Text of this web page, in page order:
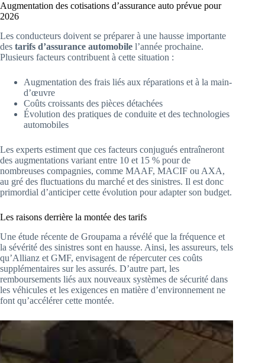
Augmentation des cotisations d’assurance auto prévue pour
2026
Les conducteurs doivent se préparer à une hausse importante
des tarifs d’assurance automobile l’année prochaine.
Plusieurs facteurs contribuent à cette situation :
Augmentation des frais liés aux réparations et à la main-
d’œuvre
Coûts croissants des pièces détachées
Évolution des pratiques de conduite et des technologies
automobiles
Les experts estiment que ces facteurs conjugués entraîneront
des augmentations variant entre 10 et 15 % pour de
nombreuses compagnies, comme MAAF, MACIF ou AXA,
au gré des fluctuations du marché et des sinistres. Il est donc
primordial d’anticiper cette évolution pour adapter son budget.
Les raisons derrière la montée des tarifs
Une étude récente de Groupama a révélé que la fréquence et
la sévérité des sinistres sont en hausse. Ainsi, les assureurs, tels
qu’Allianz et GMF, envisagent de répercuter ces coûts
supplémentaires sur les assurés. D’autre part, les
remboursements liés aux nouveaux systèmes de sécurité dans
les véhicules et les exigences en matière d’environnement ne
font qu’accélérer cette montée.